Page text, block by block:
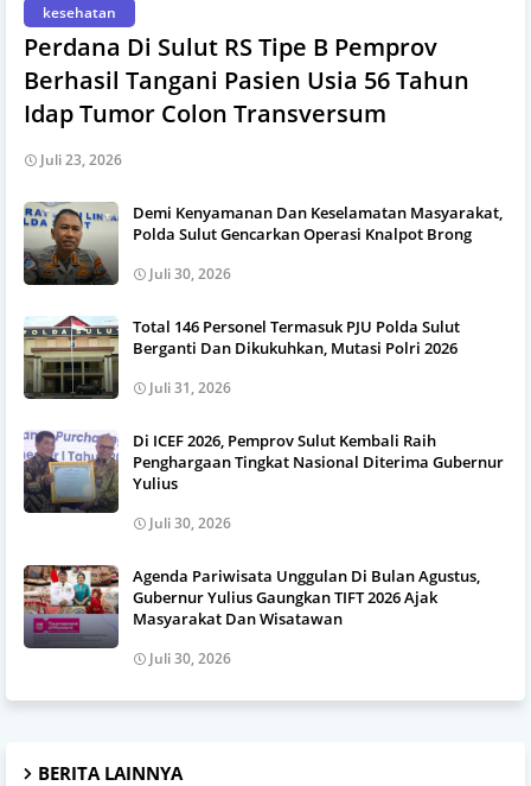
kesehatan
Perdana Di Sulut RS Tipe B Pemprov
Berhasil Tangani Pasien Usia 56 Tahun
Idap Tumor Colon Transversum
Juli 23, 2026
Demi Kenyamanan Dan Keselamatan Masyarakat,
Polda Sulut Gencarkan Operasi Knalpot Brong
Juli 30, 2026
Total 146 Personel Termasuk PJU Polda Sulut
Berganti Dan Dikukuhkan, Mutasi Polri 2026
Juli 31, 2026
Di ICEF 2026, Pemprov Sulut Kembali Raih
Penghargaan Tingkat Nasional Diterima Gubernur
Yulius
Juli 30, 2026
Agenda Pariwisata Unggulan Di Bulan Agustus,
Gubernur Yulius Gaungkan TIFT 2026 Ajak
Masyarakat Dan Wisatawan
Juli 30, 2026
BERITA LAINNYA